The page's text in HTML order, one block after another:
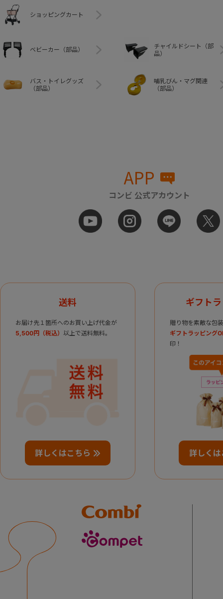
ショッピングカート
ベビーカー（部品）
チャイルドシート（部
品）
バス・トイレグッズ
（部品）
哺乳びん・マグ関連
（部品）
APP
コンビ 公式アカウント
送料
お届け先１箇所へのお買い上げ代金が
5,500円（税込） 以上で送料無料。
詳しくはこちら
ギフト
贈り物を素敵な包
ギフトラッピング
印！
詳しくは
Combi